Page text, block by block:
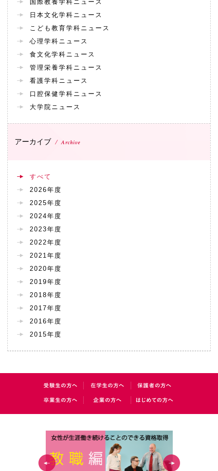
国際教養学科ニュース
日本文化学科ニュース
こども教育学科ニュース
心理学科ニュース
食文化学科ニュース
管理栄養学科ニュース
看護学科ニュース
口腔保健学科ニュース
大学院ニュース
アーカイブ Archive
すべて
2026年度
2025年度
2024年度
2023年度
2022年度
2021年度
2020年度
2019年度
2018年度
2017年度
2016年度
2015年度